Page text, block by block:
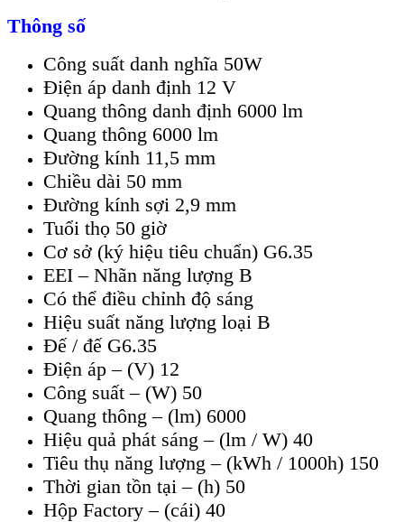
Thông số
Công suất danh nghĩa 50W
Điện áp danh định 12 V
Quang thông danh định 6000 lm
Quang thông 6000 lm
Đường kính 11,5 mm
Chiều dài 50 mm
Đường kính sợi 2,9 mm
Tuổi thọ 50 giờ
Cơ sở (ký hiệu tiêu chuẩn) G6.35
EEI – Nhãn năng lượng B
Có thể điều chỉnh độ sáng
Hiệu suất năng lượng loại B
Đế / đế G6.35
Điện áp – (V) 12
Công suất – (W) 50
Quang thông – (lm) 6000
Hiệu quả phát sáng – (lm / W) 40
Tiêu thụ năng lượng – (kWh / 1000h) 150
Thời gian tồn tại – (h) 50
Hộp Factory – (cái) 40